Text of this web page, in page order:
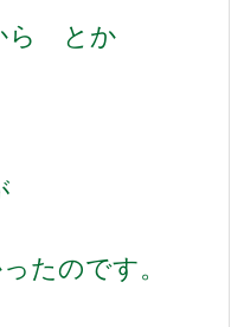
ら とか
たのです。